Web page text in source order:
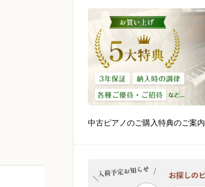
中古ピアノのご購入特典のご案内